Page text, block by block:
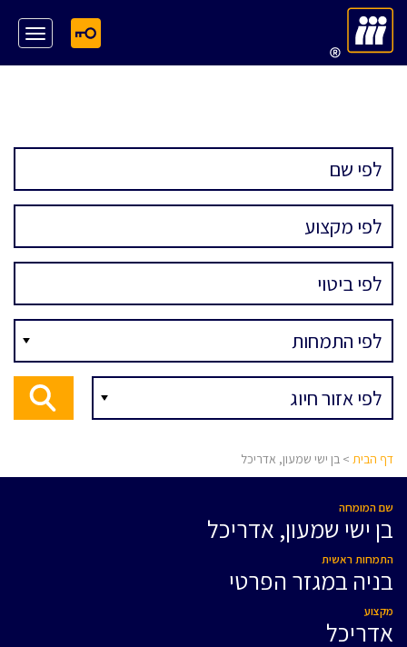
דף הבית > בן ישי שמעון, אדריכל
שם המומחה
בן ישי שמעון, אדריכל
התמחות ראשית
בניה במגזר הפרטי
מקצוע
אדריכל